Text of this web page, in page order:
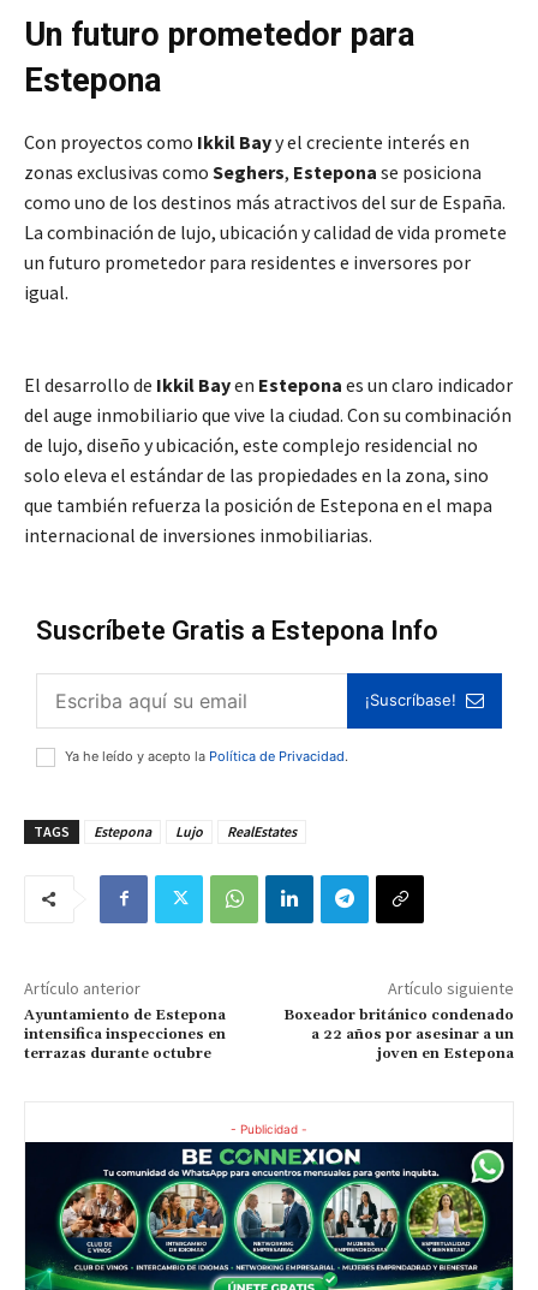
Un futuro prometedor para
Estepona
Con proyectos como Ikkil Bayy el creciente interés en
zonas exclusivas como Seghers, Estepona se posiciona
como uno de los destinos más atractivos del sur de España.
La combinación de lujo, ubicación y calidad de vida promete
un futuro prometedor para residentes e inversores por
igual.
El desarrollo de Ikkil Bayen Estepona es un claro indicador
del auge inmobiliario que vive la ciudad. Con su combinación
de lujo, diseño y ubicación, este complejo residencial no
solo eleva el estándar de las propiedades en la zona, sino
que también refuerza la posición de Estepona en el mapa
internacional de inversiones inmobiliarias.
Suscríbete Gratis a Estepona Info
¡Suscríbase!
Ya he leído y acepto la Política de Privacidad.
TAGS Estepona Lujo RealEstates
Artículo anterior
Ayuntamiento de Estepona
intensifica inspecciones en
terrazas durante octubre
Artículo siguiente
Boxeador británico condenado
a 22 años por asesinar a un
joven en Estepona
- Publicidad -